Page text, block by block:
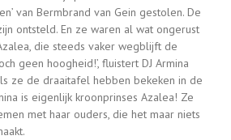
van Bermbrand van Gein gestolen. De
ontsteld. En ze waren al wat ongerust
, die steeds vaker wegblijft de
geen hoogheid!’, fluistert DJ Armina
ze de draaitafel hebben bekeken in de
is eigenlijk kroonprinses Azalea! Ze
met haar ouders, die het maar niets